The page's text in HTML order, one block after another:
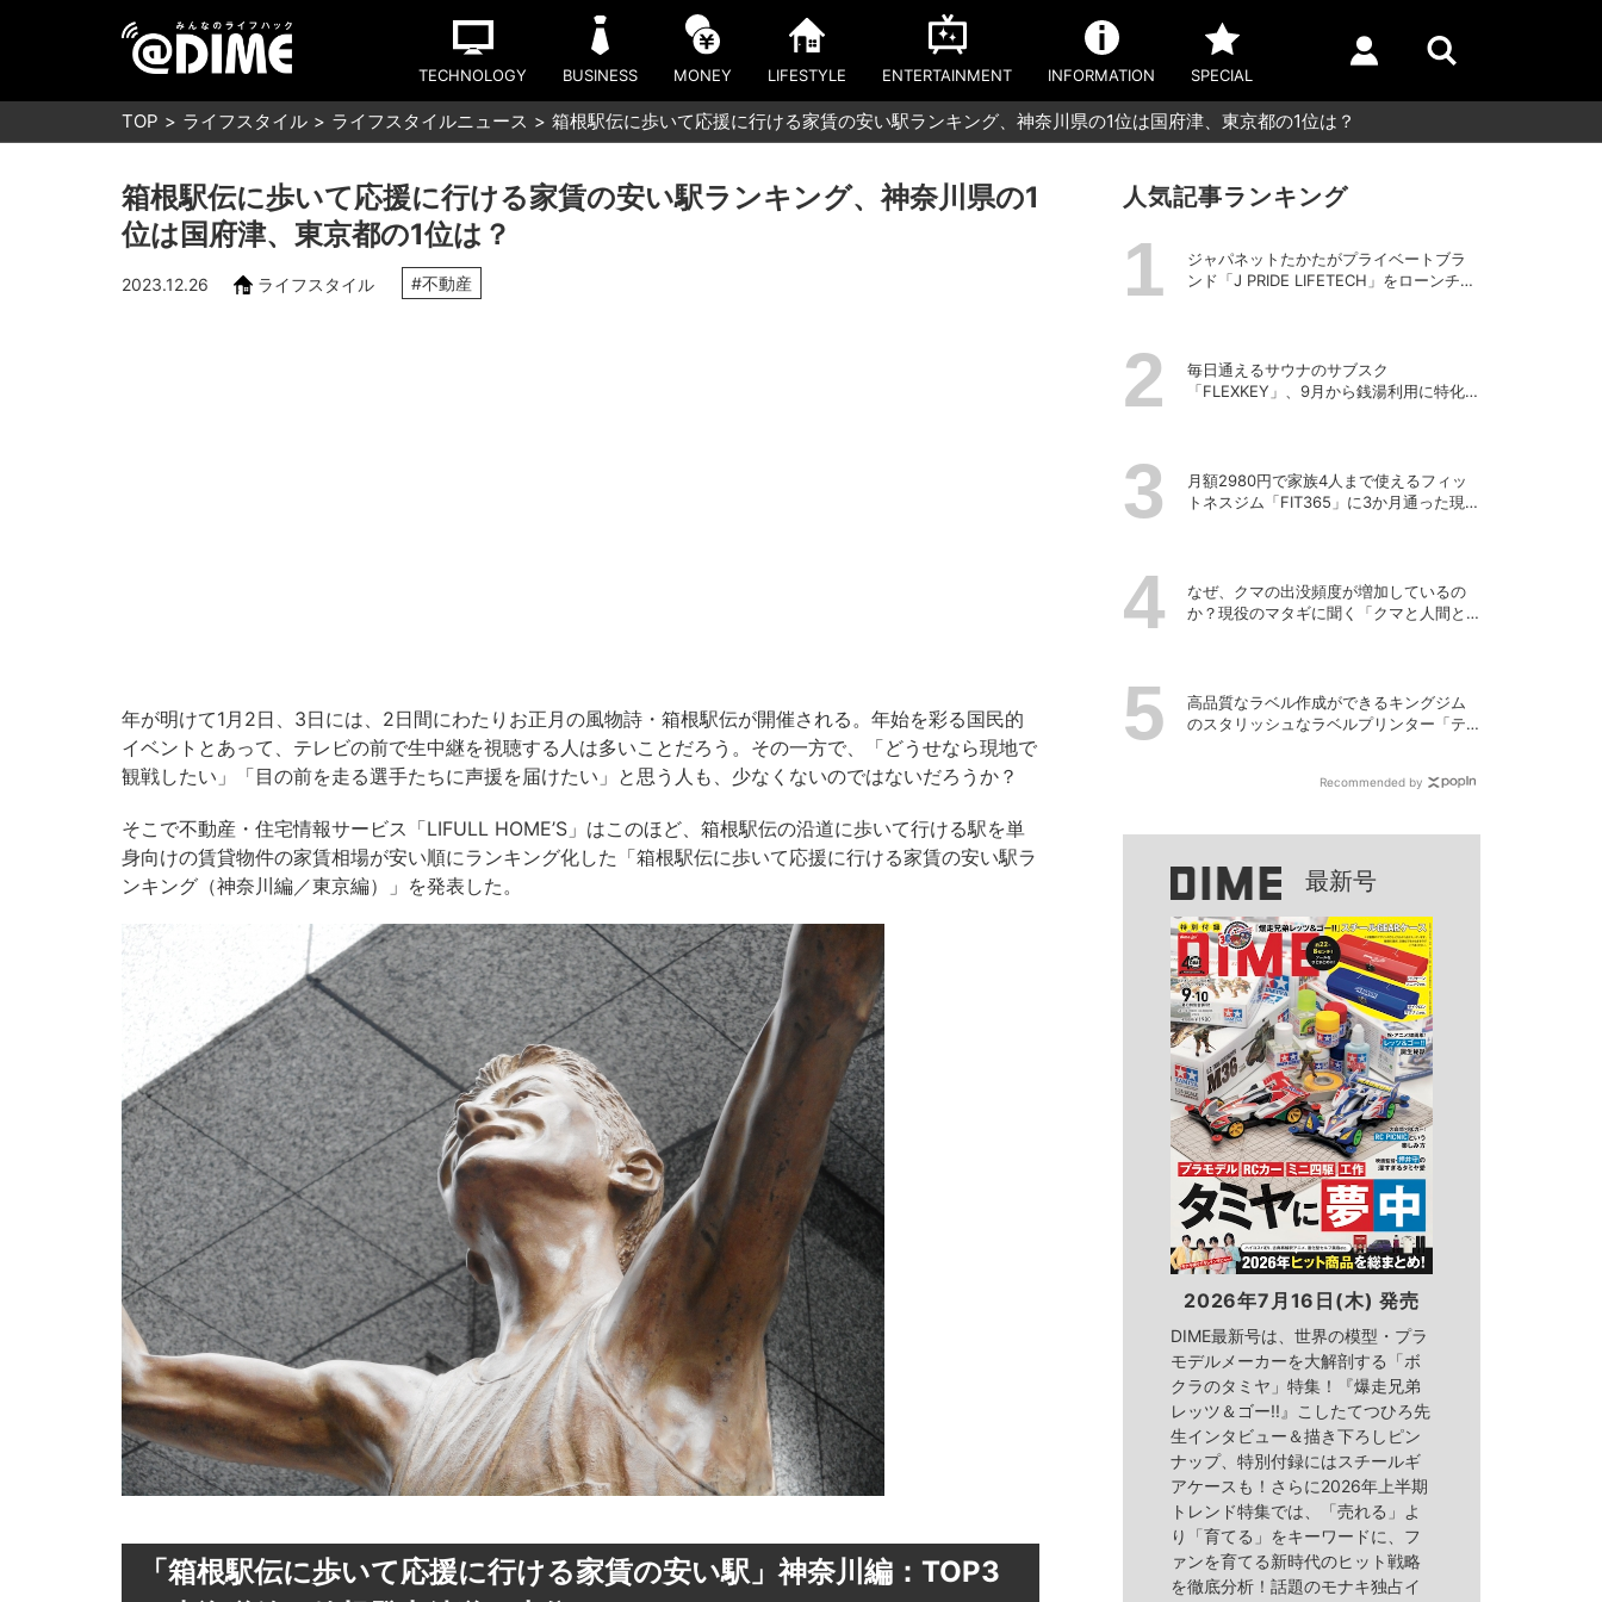
TECHNOLOGY BUSINESS MONEY LIFESTYLE ENTERTAINMENT INFORMATION SPECIAL
TOP ライフスタイル ライフスタイルニュース 箱根駅伝に歩いて応援に行ける家賃の安い駅ランキング、神奈川県の1位は国府津、東京都の1位は？
箱根駅伝に歩いて応援に行ける家賃の安い駅ランキング、神奈川県の1
位は国府津、東京都の1位は？
2023.12.26 ライフスタイル #不動産
年が明けて1月2日、3日には、2日間にわたりお正月の風物詩・箱根駅伝が開催される。年始を彩る国民的
イベントとあって、テレビの前で生中継を視聴する人は多いことだろう。その一方で、「どうせなら現地で
観戦したい」「目の前を走る選手たちに声援を届けたい」と思う人も、少なくないのではないだろうか？
そこで不動産・住宅情報サービス「LIFULL HOME’S」はこのほど、箱根駅伝の沿道に歩いて行ける駅を単
身向けの賃貸物件の家賃相場が安い順にランキング化した「箱根駅伝に歩いて応援に行ける家賃の安い駅ラ
ンキング（神奈川編／東京編）」を発表した。
「箱根駅伝に歩いて応援に行ける家賃の安い駅」神奈川編：TOP3
人気記事ランキング
ジャパネットたかたがプライベートブラ
ンド「J PRIDE LIFETECH」をローンチ、
毎日通えるサウナのサブスク
「FLEXKEY」、9月から銭湯利用に特化し
月額2980円で家族4人まで使えるフィッ
トネスジム「FIT365」に3か月通った現在
なぜ、クマの出没頻度が増加しているの
か？現役のマタギに聞く「クマと人間と
高品質なラベル作成ができるキングジム
のスタリッシュなラベルプリンター「テ
Recommended by
最新号
2026年7月16日(木) 発売
DIME最新号は、世界の模型・プラ
モデルメーカーを大解剖する「ボ
クラのタミヤ」特集！『爆走兄弟
レッツ＆ゴー!!』こしたてつひろ先
生インタビュー＆描き下ろしピン
ナップ、特別付録にはスチールギ
アケースも！さらに2026年上半期
トレンド特集では、「売れる」よ
り「育てる」をキーワードに、フ
ァンを育てる新時代のヒット戦略
を徹底分析！話題のモナキ独占イ